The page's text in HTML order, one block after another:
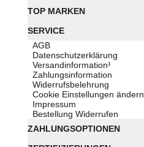
TOP MARKEN
SERVICE
AGB
Datenschutzerklärung
Versandinformation¹
Zahlungsinformation
Widerrufsbelehrung
Cookie Einstellungen ändern
Impressum
Bestellung Widerrufen
ZAHLUNGSOPTIONEN